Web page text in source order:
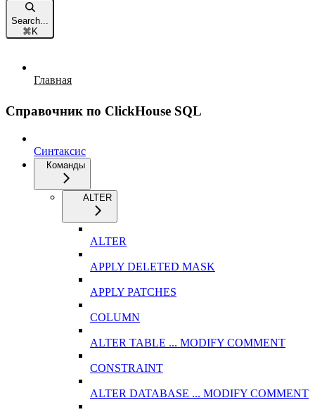
Search...
⌘ K
Главная
Справочник по ClickHouse SQL
Синтаксис
Команды
ALTER
ALTER
APPLY DELETED MASK
APPLY PATCHES
COLUMN
ALTER TABLE ... MODIFY COMMENT
CONSTRAINT
ALTER DATABASE ... MODIFY COMMENT